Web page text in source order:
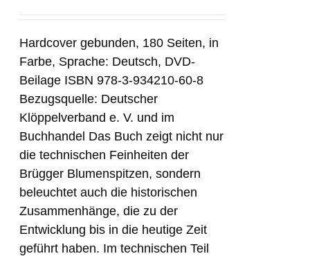
Hardcover gebunden, 180 Seiten, in
Farbe, Sprache: Deutsch, DVD-
Beilage ISBN 978-3-934210-60-8
Bezugsquelle: Deutscher
Klöppelverband e. V. und im
Buchhandel Das Buch zeigt nicht nur
die technischen Feinheiten der
Brügger Blumenspitzen, sondern
beleuchtet auch die historischen
Zusammenhänge, die zu der
Entwicklung bis in die heutige Zeit
geführt haben. Im technischen Teil